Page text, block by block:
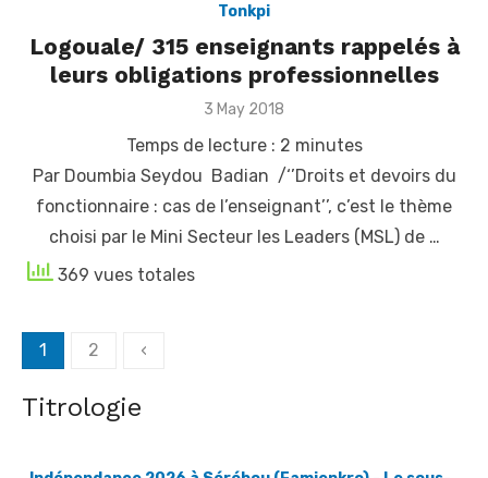
Tonkpi
Logouale/ 315 enseignants rappelés à
leurs obligations professionnelles
Posted
3 May 2018
Temps de lecture : 2 minutes
Par Doumbia Seydou Badian /‘’Droits et devoirs du
fonctionnaire : cas de l’enseignant’’, c’est le thème
choisi par le Mini Secteur les Leaders (MSL) de …
369 vues totales
Posts
1 2 ‹
Titrologie
préfet appelle les populations à cultiver le civisme